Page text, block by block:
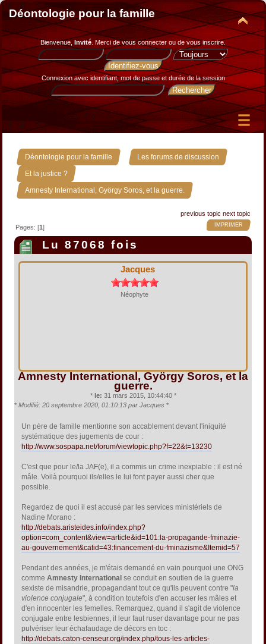
Déontologie pour la famille
Bienvenue, Invité. Merci devous connecter ou de vous inscrire.
Connexion avec identifiant, mot de passe et durée de la session
Déontologie pour la famille » Les forums de discussion »
Et la justice ? »
Amnesty International, György Soros, et la guerre.
previous topic next topic
IMPRIMER
Pages: [1]
Lu 87068 fois
Jacques
Néophyte
Amnesty International, György Soros, et la
guerre.
* le: 31 mars 2015, 10:44:40 *
* Modifié: 20 septembre 2020, 01:10:13 par Jacques *
Un père de famille mentionne son accablement devant l'iniquité
systématique des jugements de cour :
http://www.sospapa.net/forum/viewtopic.php?f=22&t=13230
C'est que pour le/la JAF(e), il a commis un crime inexpiable : il est né
mâle. Voilà pourquoi ils/elles le lui font payer aussi cher que
possible.
Regardez de quoi il est accusé par les services ministériels de
Nadine Morano :
http://debats.aristeides.info/index.php?
option=com_content&view=article&id=101:la-propagande-fminazie-
au-gouvernement&catid=43:financement-du-fminazisme&Itemid=57
Pendant des années, je m'étais demandé en vain pourquoi une ONG
commeAmnesty International se conduit en soutien de la guerre
sexiste de misandrie, propagandant tout ce qu'ils peuvent contre "la
violence conjugale", à condition toutefois d'en accuser les mâles et
d'en innocenter les femelles. Remarquez, quand il s'agit de violence
conjugale entre lesbiennes, il leur faut ruser davantage pour ne pas
pulvériser leur échafaudage de décors en toc :
http://debats.caton-censeur.org/index.php/tous-les-articles-